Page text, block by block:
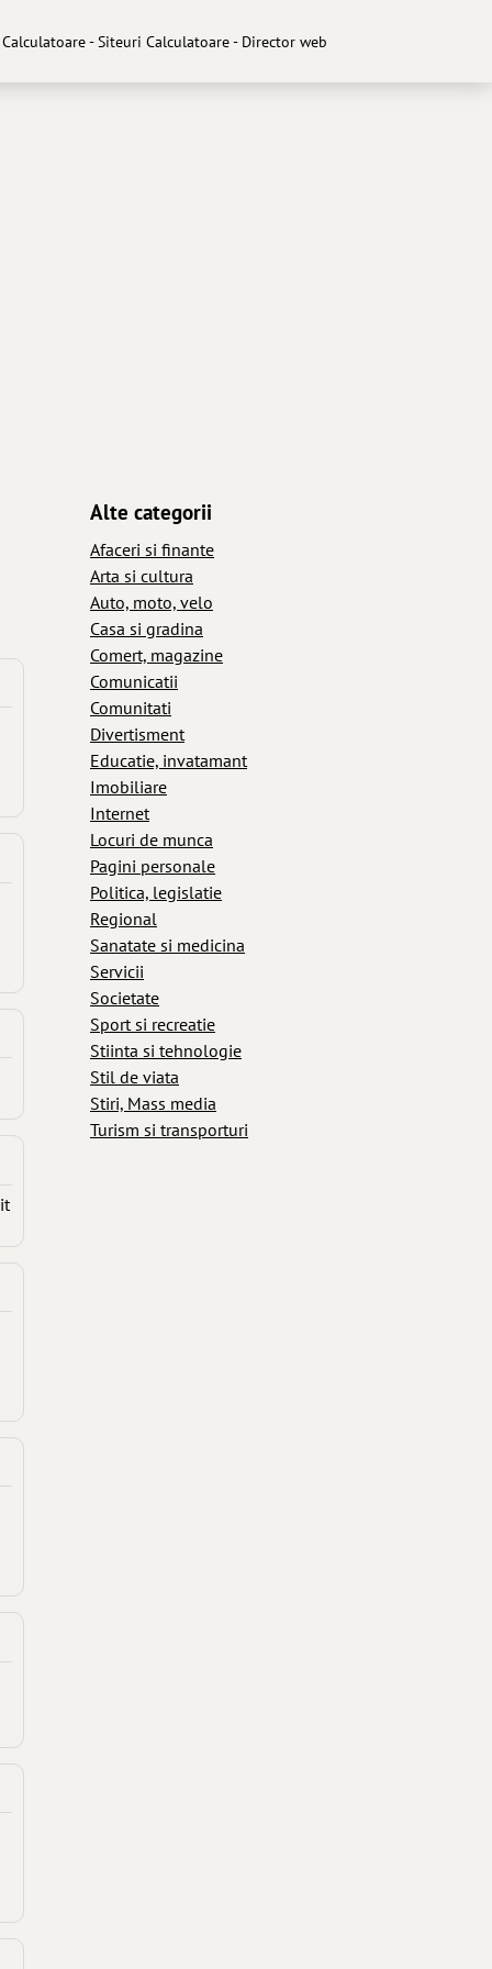
Calculatoare - Siteuri Calculatoare - Director web
Alte categorii
Afaceri si finante
Arta si cultura
Auto, moto, velo
Casa si gradina
Comert, magazine
Comunicatii
Comunitati
Divertisment
Educatie, invatamant
Imobiliare
Internet
Locuri de munca
Pagini personale
Politica, legislatie
Regional
Sanatate si medicina
Servicii
Societate
Sport si recreatie
Stiinta si tehnologie
Stil de viata
Stiri, Mass media
Turism si transporturi